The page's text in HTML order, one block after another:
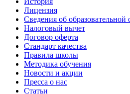
Лицензия
Сведения об образовательной
Налоговый вычет
Договор оферта
Стандарт качества
Правила школы
Методика обучения
Новости и акции
Пресса о нас
Статьи